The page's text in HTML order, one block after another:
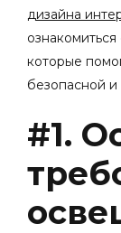
дизайна
которые
безопасной и
#1.